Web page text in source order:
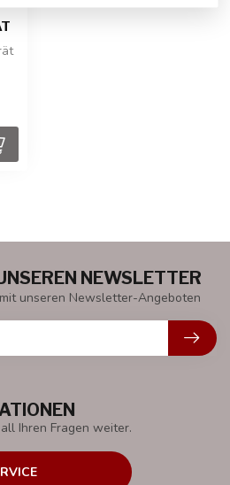
Ihren Fragen weiter.
NEWSLETTER
unseren Newsletter-Angeboten